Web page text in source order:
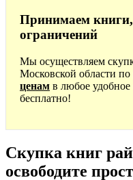
Принимаем
ограничений
Мы осуществляем
Московской области
ценам в любое
бесплатно!
Скупка книг
освободите